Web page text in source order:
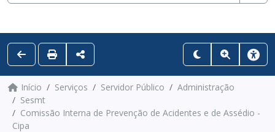
Início Serviços Servidor Público
Administração
Sesmt
Comissão Interna de Prevenção de Acidentes e de Assédio -
Cipa